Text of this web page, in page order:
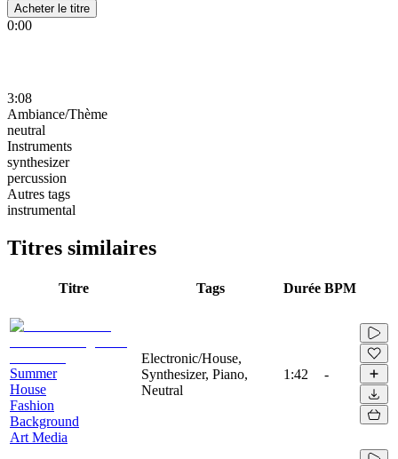
Acheter le titre
0:00
3:08
Ambiance/Thème
neutral
Instruments
synthesizer
percussion
Autres tags
instrumental
Titres similaires
Titre Tags Durée BPM
Summer
House
Fashion
Background
Art Media
Electronic/House,
Synthesizer, Piano,
Neutral
1:42 -